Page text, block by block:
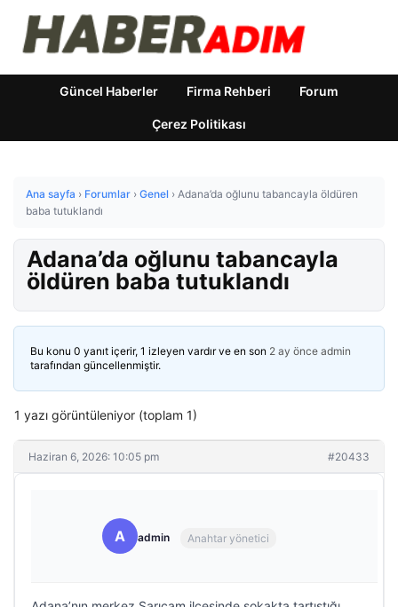
Güncel Haberler Firma Rehberi Forum
Çerez Politikası
Ana sayfa › Forumlar › Genel › Adana’da oğlunu tabancayla öldüren
baba tutuklandı
Adana’da oğlunu tabancayla
öldüren baba tutuklandı
Bu konu 0 yanıt içerir, 1 izleyen vardır ve en son 2 ay önce admin
tarafından güncellenmiştir.
1 yazı görüntüleniyor (toplam 1)
Haziran 6, 2026: 10:05 pm #20433
A admin Anahtar yönetici